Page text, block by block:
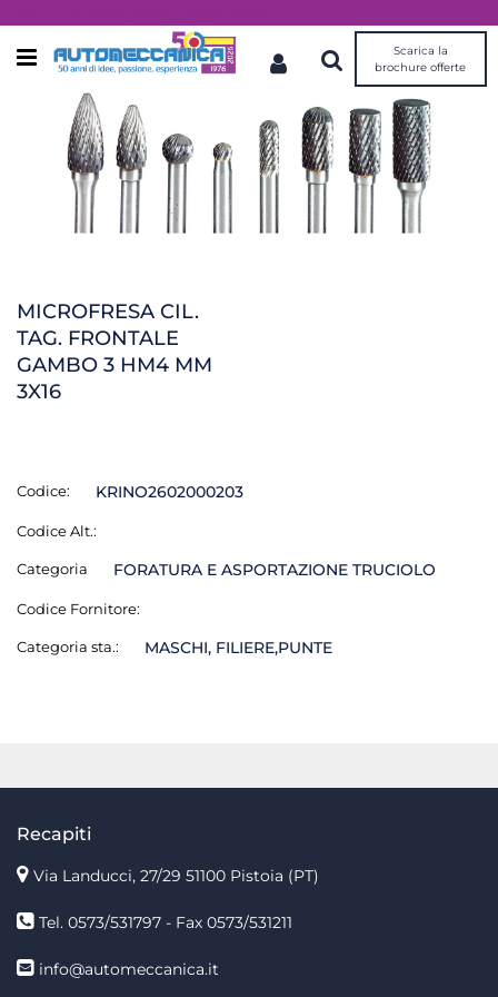
Open menu
Scarica la
brochure offerte
MICROFRESA CIL.
TAG. FRONTALE
GAMBO 3 HM4 MM
3X16
Codice: KRINO2602000203
Codice Alt.:
Categoria FORATURA E ASPORTAZIONE TRUCIOLO
Codice Fornitore:
Categoria sta.: MASCHI, FILIERE,PUNTE
Recapiti
Via Landucci, 27/29 51100 Pistoia (PT)
Tel. 0573/531797 - Fax 0573/531211
info@automeccanica.it